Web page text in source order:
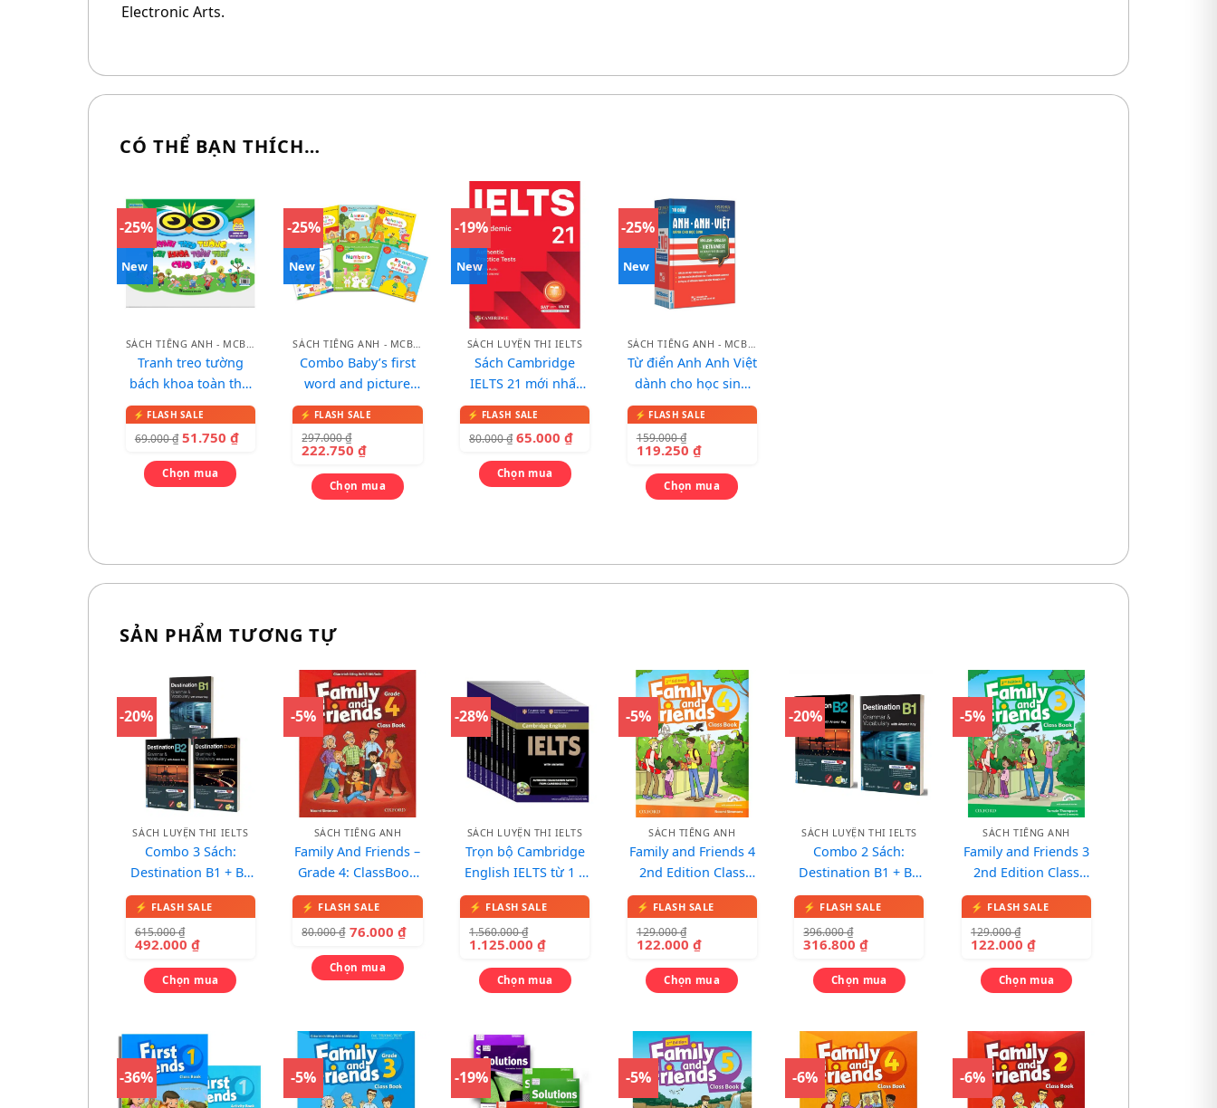
Electronic Arts.
CÓ THỂ BẠN THÍCH…
-25%
New
Tranh treo tường
bách khoa toàn thư
cho bé
69.000₫ 51.750₫
Chọn mua
-25%
New
Combo Baby’s first
word and picture
dictionary – Từ điển
song ngữ qua tranh
cho bé
297.000₫
222.750₫
Chọn mua
-19%
New
SÁCH LUYỆN THI IELTS
Sách Cambridge
IELTS 21 mới nhất
2026
80.000₫ 65.000₫
Chọn mua
-25%
New
Từ điển Anh Anh Việt
dành cho học sinh
(bìa xanh đỏ)
159.000₫
119.250 ₫
Chọn mua
SẢN PHẨM TƯƠNG TỰ
-20%
SÁCH LUYỆN THI IELTS
Combo 3 Sách:
Destination B1 + B2
+ C1&C2 Grammar
and Vocabulary
615.000₫
492.000 ₫
Chọn mua
-5%
SÁCH TIẾNG ANH
Family And Friends –
Grade 4: ClassBook
(Lớp 4)
80.000₫ 76.000 ₫
Chọn mua
-28%
SÁCH LUYỆN THI IELTS
Trọn bộ Cambridge
English IELTS từ 1 –
19 (Bản đẹp + Giải
chi tiết)
1.560.000₫
1.125.000₫
Chọn mua
-5%
SÁCH TIẾNG ANH
Family and Friends 4
2nd Edition Class
book – Sách in màu,
kèm 1 CD
129.000₫
122.000 ₫
Chọn mua
-20%
SÁCH LUYỆN THI IELTS
Combo 2 Sách:
Destination B1 + B2
Grammar and
Vocabulary
396.000₫
316.800₫
Chọn mua
-5%
SÁCH TIẾNG ANH
Family and Friends 3
2nd Edition Class
book – Sách in màu,
kèm 1 CD
129.000₫
122.000₫
Chọn mua
-36% -5% -19% -5% -6% -6%